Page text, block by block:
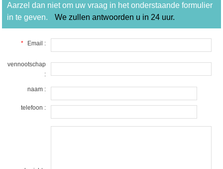
Aarzel dan niet om uw vraag in het onderstaande formulier
in te geven.
We zullen antwoorden u in 24 uur.
* Email :
vennootschap
:
naam :
telefoon :